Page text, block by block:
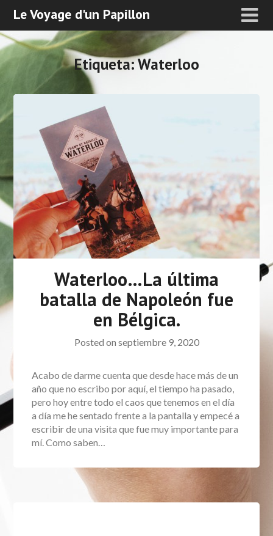
Le Voyage d'un Papillon
Etiqueta:Waterloo
Waterloo…La última
batalla de Napoleón fue
en Bélgica.
Posted on septiembre 9, 2020
Acabo de darme cuenta que desde hace más de un
año que no escribo por aquí, el tiempo ha pasado,
pero hoy entre todo el caos que tenemos en el día
a día me he sentado frente a la pantalla y empecé a
escribir de una visita que fue muy importante para
mí. Como saben…